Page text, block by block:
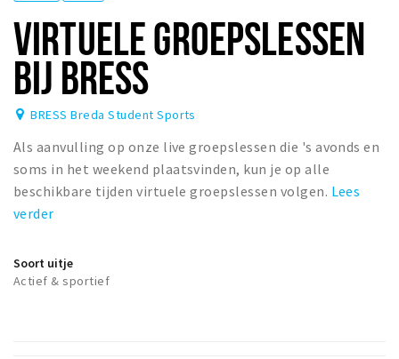
Zorgverzekering
Huisarts en eerste hulp
Q&A
Breda Student Shop
Draai aan het rad!
Sport
Nieuws
VIRTUELE GROEPSLESSEN
BIJ BRESS
BRESS Breda Student Sports
Als aanvulling op onze live groepslessen die 's avonds en
soms in het weekend plaatsvinden, kun je op alle
beschikbare tijden virtuele groepslessen volgen. Lees
verder
Soort uitje
Actief & sportief